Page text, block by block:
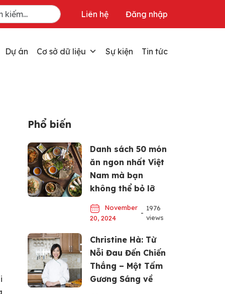
Liên hệ Đăng nhập
Dự án Cơ sở dữ liệu Sự kiện Tin tức
Phổ biến
Danh sách 50 món
ăn ngon nhất Việt
Nam mà bạn
không thể bỏ lỡ
November
20, 2024
-
1976
views
Christine Hà: Từ
Nỗi Đau Đến Chiến
Thắng – Một Tấm
Gương Sáng về